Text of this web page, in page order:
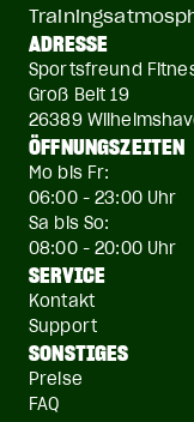
ADRESSE
Sportsfreund
Groß Belt 19
26389
ÖFFNUNGSZEITEN
Mo bis Fr:
06:00 - 23:00 Uhr
Sa bis So:
08:00 - 20:00 Uhr
SERVICE
Kontakt
Support
SONSTIGES
Preise
FAQ